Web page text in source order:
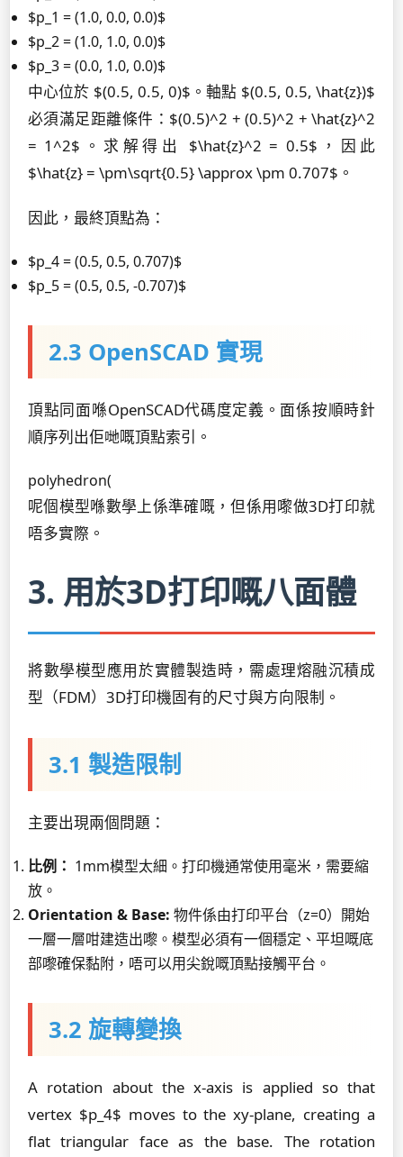
$p_1 = (1.0, 0.0, 0.0)$
$p_2 = (1.0, 1.0, 0.0)$
$p_3 = (0.0, 1.0, 0.0)$
中心位於 $(0.5, 0.5, 0)$。軸點 $(0.5, 0.5, \hat{z})$
必須滿足距離條件：$(0.5)^2 + (0.5)^2 + \hat{z}^2
= 1^2$。求解得出 $\hat{z}^2 = 0.5$，因此
$\hat{z} = \pm\sqrt{0.5} \approx \pm 0.707$。
因此，最終頂點為：
$p_4 = (0.5, 0.5, 0.707)$
$p_5 = (0.5, 0.5, -0.707)$
2.3 OpenSCAD 實現
頂點同面喺OpenSCAD代碼度定義。面係按順時針
順序列出佢哋嘅頂點索引。
polyhedron(
呢個模型喺數學上係準確嘅，但係用嚟做3D打印就
唔多實際。
3. 用於3D打印嘅八面體
將數學模型應用於實體製造時，需處理熔融沉積成
型（FDM）3D打印機固有的尺寸與方向限制。
3.1 製造限制
主要出現兩個問題：
比例： 1mm模型太細。打印機通常使用毫米，需要縮
放。
Orientation & Base: 物件係由打印平台（z=0）開始
一層一層咁建造出嚟。模型必須有一個穩定、平坦嘅底
部嚟確保黏附，唔可以用尖銳嘅頂點接觸平台。
3.2 旋轉變換
A rotation about the x-axis is applied so that
vertex $p_4$ moves to the xy-plane, creating a
flat triangular face as the base. The rotation